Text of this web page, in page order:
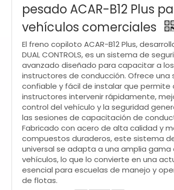
pesado ACAR-B12 Plus
vehículos comerciales
El freno copiloto ACAR-B12 Plus,
DUAL CONTROLS, es un sistema de
avanzado diseñado para capacitar a los
instructores de conducción. Ofrece una
confiable y fácil de instalar que permite
instructores intervenir rápidamente,
control del vehículo y la seguridad
las sesiones de capacitación de
Fabricado con acero de alta calidad y
compuestos duraderos, este sistema
universal se adapta a una amplia gama
vehículos, lo que lo convierte en una
esencial para escuelas de manejo y
de flotas.